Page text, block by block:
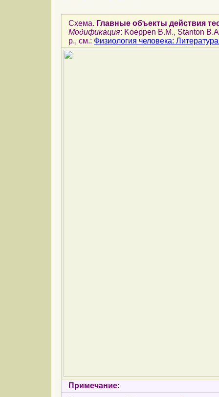
Схема. Главные объекты действия
Модификация: Koeppen B.M., Stanton
p., см.: Физиология человека:
Примечание: